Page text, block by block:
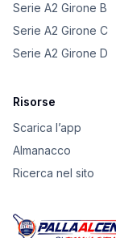
Serie A2 Girone B
Serie A2 Girone C
Serie A2 Girone D
Risorse
Scarica l’app
Almanacco
Ricerca nel sito